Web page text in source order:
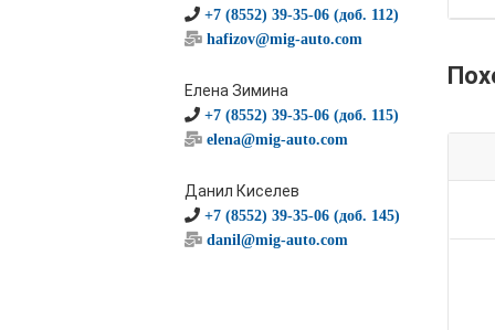
+7 (8552) 39-35-06 (доб. 112)
hafizov@mig-auto.com
Елена Зимина
+7 (8552) 39-35-06 (доб. 115)
elena@mig-auto.com
Данил Киселев
+7 (8552) 39-35-06 (доб. 145)
danil@mig-auto.com